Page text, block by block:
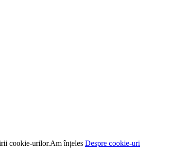
cookie-urilor.Am înțeles Despre cookie-uri